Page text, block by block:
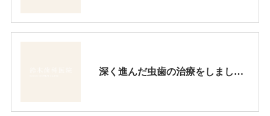
深く進んだ虫歯の治療をしました。将来神経を取らなくても良いようにフッ素徐放性が強いセメントで裏層しました。